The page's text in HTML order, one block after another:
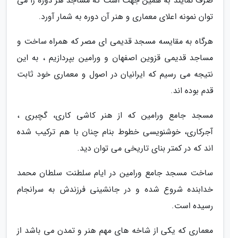
توان نمونه اعلای معماری و هنر آن دوره به شمار آورد.
هرگاه به مقایسه مسجد قدیمی ای مصر که همراه ساخت و
مساجد قدیمی قزوین اصفهان و ورامین بپردازیم ، به این
نتیجه می رسیم که ایرانیان در اصول و معماری خود ثابت
قدم بوده اند.
مسجد جامع ورامین که از هنر کاشی کاری، گچبری ،
آجرکاری، خوشنویسی خطوط بنام چنان با هم ترکیب شده
اند که در کمتر بنای تاریخی می توان دید.
ساخت مسجد جامع ورامین در ایام سلطنت سلطان محمد
خدابنده شروع شده و در جانشینی فرزندش به سرانجام
رسیده است.
معماری که یکی از شاخه های مهم هنر و تمدن می باشد از